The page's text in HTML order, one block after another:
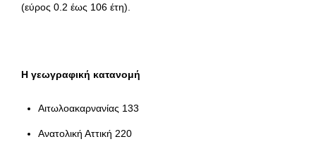
(εύρος 0.2 έως 106 έτη).
Η γεωγραφική κατανομή
Αιτωλοακαρνανίας 133
Ανατολική Αττική 220